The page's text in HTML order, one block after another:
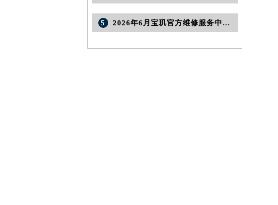
5 2026年6月宝玑官方维修服务中心及保养站最终最新调整明细最终表